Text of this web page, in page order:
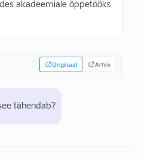
akadeemiale õppetööks
Originaal Arhiiv
tähendab?